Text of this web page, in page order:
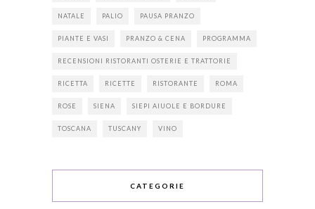
NATALE PALIO PAUSA PRANZO
PIANTE E VASI PRANZO & CENA PROGRAMMA
RECENSIONI RISTORANTI OSTERIE E TRATTORIE
RICETTA RICETTE RISTORANTE ROMA
ROSE SIENA SIEPI AIUOLE E BORDURE
TOSCANA TUSCANY VINO
CATEGORIE